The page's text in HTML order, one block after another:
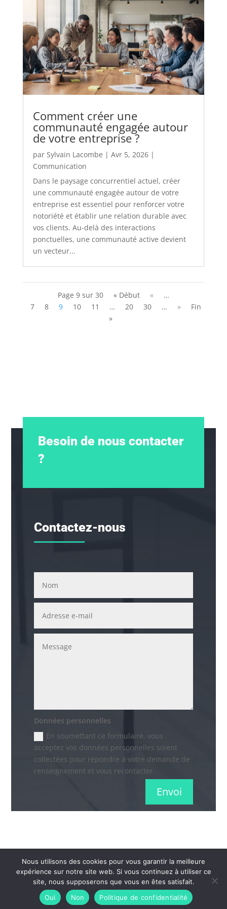
Comment créer une
communauté engagée autour
de votre entreprise ?
par Sylvain Lacombe | Avr 5, 2026|
Communication
Dans le paysage concurrentiel actuel, créer
une communauté engagée autour de votre
entreprise est essentiel pour renforcer votre
notoriété et établir une relation durable avec
vos clients. Au-delà des interactions
ponctuelles, une communauté active devient
un vecteur...
Page 9 sur 30 « Début «
…
7
8 9 10 11 … 20 30 … »
Fin
»
Besoin de nous contacter
?
Contactez-nous
Données personnelles
En soumettant ce formulaire, vous
acceptez vos données personnelles soient
collectées pour répondre à votre demande de
renseignement et vous recontacter.
Envoi
Tous droit réservés - Easy engtreprise |Mentions
légales -Politique de confidentialité -Plan du site
Contact
Nous utilisons des cookies pour vous garantir la meilleure
expérience sur notre site web. Si vous continuez à utiliser ce
site, nous supposerons que vous en êtes satisfait.
Oui
Non Politique de confidentialité